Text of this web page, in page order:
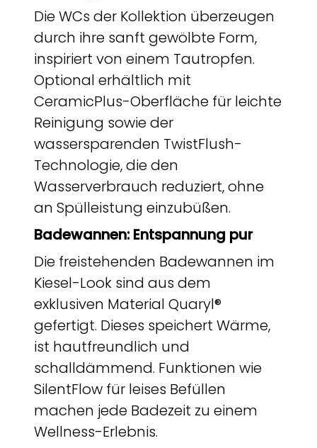
Die WCs der Kollektion überzeugen
durch ihre sanft gewölbte Form,
inspiriert von einem Tautropfen.
Optional erhältlich mit
CeramicPlus-Oberfläche für leichte
Reinigung sowie der
wassersparenden TwistFlush-
Technologie, die den
Wasserverbrauch reduziert, ohne
an Spülleistung einzubüßen.
Badewannen: Entspannung pur
Die freistehenden Badewannen im
Kiesel-Look sind aus dem
exklusiven Material Quaryl®
gefertigt. Dieses speichert Wärme,
ist hautfreundlich und
schalldämmend. Funktionen wie
SilentFlow für leises Befüllen
machen jede Badezeit zu einem
Wellness-Erlebnis.